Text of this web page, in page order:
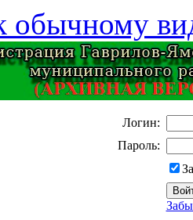
обычному
Логин:
Пароль: